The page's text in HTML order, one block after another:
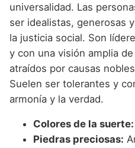
universalidad. Las
ser idealistas, generosas
la justicia social. Son
y con una visión amplia
atraídos por causas
Suelen ser tolerantes y
armonía y la verdad.
Colores de la suerte:
Piedras preciosas: